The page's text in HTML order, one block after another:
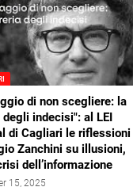
di non scegliere: la
degli indecisi": al LEI
di Cagliari le riflessioni
Zanchini su illusioni,
dell’informazione
15, 2025